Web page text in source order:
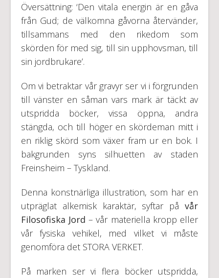
Översättning: ‘Den vitala energin är en gåva
från Gud; de välkomna gåvorna återvänder,
tillsammans med den rikedom som
skörden för med sig, till sin upphovsman, till
sin jordbrukare’.
Om vi betraktar vår gravyr ser vi i förgrunden
till vänster en såman vars mark är täckt av
utspridda böcker, vissa öppna, andra
stängda, och till höger en skördeman mitt i
en riklig skörd som växer fram ur en bok. I
bakgrunden syns silhuetten av staden
Freinsheim – Tyskland.
Denna konstnärliga illustration, som har en
utpräglat alkemisk karaktär, syftar påvår
Filosofiska Jord – vår materiella kropp eller
vår fysiska vehikel, med vilket vi måste
genomföra det STORA VERKET.
På marken ser vi flera böcker utspridda,